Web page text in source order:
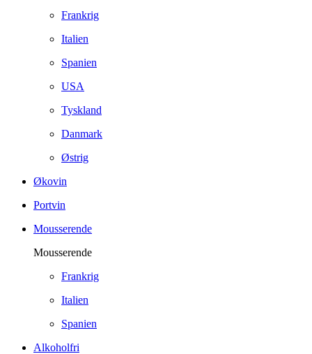
Frankrig
Italien
Spanien
USA
Tyskland
Danmark
Østrig
Økovin
Portvin
Mousserende
Mousserende
Frankrig
Italien
Spanien
Alkoholfri